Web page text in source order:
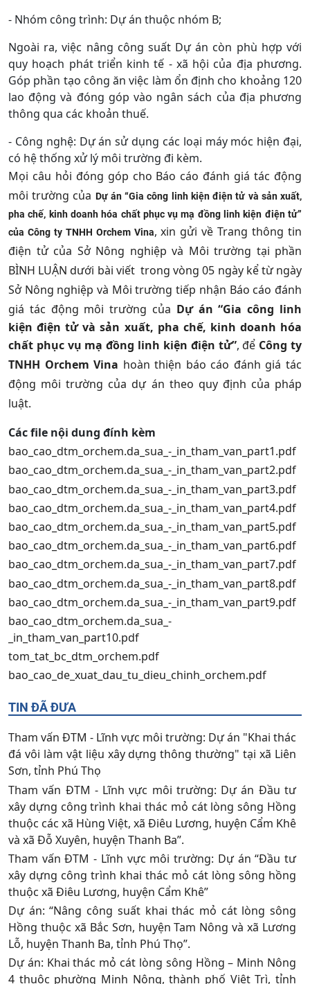
- Nhóm công trình: Dự án thuộc nhóm B;
Ngoài ra, việc nâng công suất Dự án còn phù hợp với
quy hoạch phát triển kinh tế - xã hội của địa phương.
Góp phần tạo công ăn việc làm ổn định cho khoảng 120
lao động và đóng góp vào ngân sách của địa phương
thông qua các khoản thuế.
- Công nghệ: Dự án sử dụng các loại máy móc hiện đại,
có hệ thống xử lý môi trường đi kèm.
Mọi câu hỏi đóng góp cho Báo cáo đánh giá tác động
môi trường của Dự án “Gia công linh kiện điện tử và sản xuất,
pha chế, kinh doanh hóa chất phục vụ mạ đồng linh kiện điện tử”
của Công ty TNHH Orchem Vina,xin gửi về Trang thông tin
điện tử của Sở Nông nghiệp và Môi trường tại phần
BÌNH LUẬN dưới bài viết trong vòng 05 ngày kể từ ngày
Sở Nông nghiệp và Môi trường tiếp nhận Báo cáo đánh
giá tác động môi trường của Dự án “Gia công linh
kiện điện tử và sản xuất, pha chế, kinh doanh hóa
chất phục vụ mạ đồng linh kiện điện tử”,để Công ty
TNHH Orchem Vina hoàn thiện báo cáo đánh giá tác
động môi trường của dự án theo quy định của pháp
luật.
Các file nội dung đính kèm
bao_cao_dtm_orchem.da_sua_-_in_tham_van_part1.pdf
bao_cao_dtm_orchem.da_sua_-_in_tham_van_part2.pdf
bao_cao_dtm_orchem.da_sua_-_in_tham_van_part3.pdf
bao_cao_dtm_orchem.da_sua_-_in_tham_van_part4.pdf
bao_cao_dtm_orchem.da_sua_-_in_tham_van_part5.pdf
bao_cao_dtm_orchem.da_sua_-_in_tham_van_part6.pdf
bao_cao_dtm_orchem.da_sua_-_in_tham_van_part7.pdf
bao_cao_dtm_orchem.da_sua_-_in_tham_van_part8.pdf
bao_cao_dtm_orchem.da_sua_-_in_tham_van_part9.pdf
bao_cao_dtm_orchem.da_sua_-
_in_tham_van_part10.pdf
tom_tat_bc_dtm_orchem.pdf
bao_cao_de_xuat_dau_tu_dieu_chinh_orchem.pdf
TIN ĐÃ ĐƯA
Tham vấn ĐTM - Lĩnh vực môi trường: Dự án "Khai thác
đá vôi làm vật liệu xây dựng thông thường" tại xã Liên
Sơn, tỉnh Phú Thọ
Tham vấn ĐTM - Lĩnh vực môi trường: Dự án Đầu tư
xây dựng công trình khai thác mỏ cát lòng sông Hồng
thuộc các xã Hùng Việt, xã Điêu Lương, huyện Cẩm Khê
và xã Đỗ Xuyên, huyện Thanh Ba”.
Tham vấn ĐTM - Lĩnh vực môi trường: Dự án “Đầu tư
xây dựng công trình khai thác mỏ cát lòng sông hồng
thuộc xã Điêu Lương, huyện Cẩm Khê”
Dự án: “Nâng công suất khai thác mỏ cát lòng sông
Hồng thuộc xã Bắc Sơn, huyện Tam Nông và xã Lương
Lỗ, huyện Thanh Ba, tỉnh Phú Thọ”.
Dự án: Khai thác mỏ cát lòng sông Hồng – Minh Nông
4 thuộc phường Minh Nông, thành phố Việt Trì, tỉnh